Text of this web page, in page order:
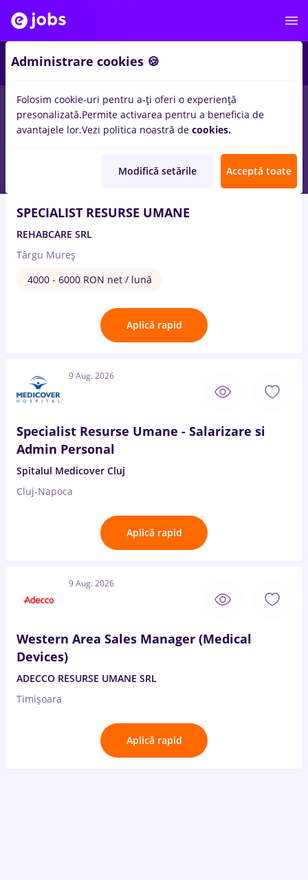
locuri de muncainspector resurse umane inMedicina /
Sanatate
SPECIALIST RESURSE UMANE
REHABCARE SRL
Târgu Mureș
4000 - 6000 RON net / lună
Aplică rapid
9 Aug. 2026
Specialist Resurse Umane - Salarizare si
Admin Personal
Spitalul Medicover Cluj
Cluj-Napoca
Aplică rapid
9 Aug. 2026
Western Area Sales Manager (Medical
Devices)
ADECCO RESURSE UMANE SRL
Timișoara
Aplică rapid
Administrare cookies 🍪
Folosim cookie-uri pentru a-ți oferi o experiență
presonalizată.Permite activarea pentru a beneficia de
avantajele lor.Vezi politica noastră de cookies.
Modifică setările Acceptă toate